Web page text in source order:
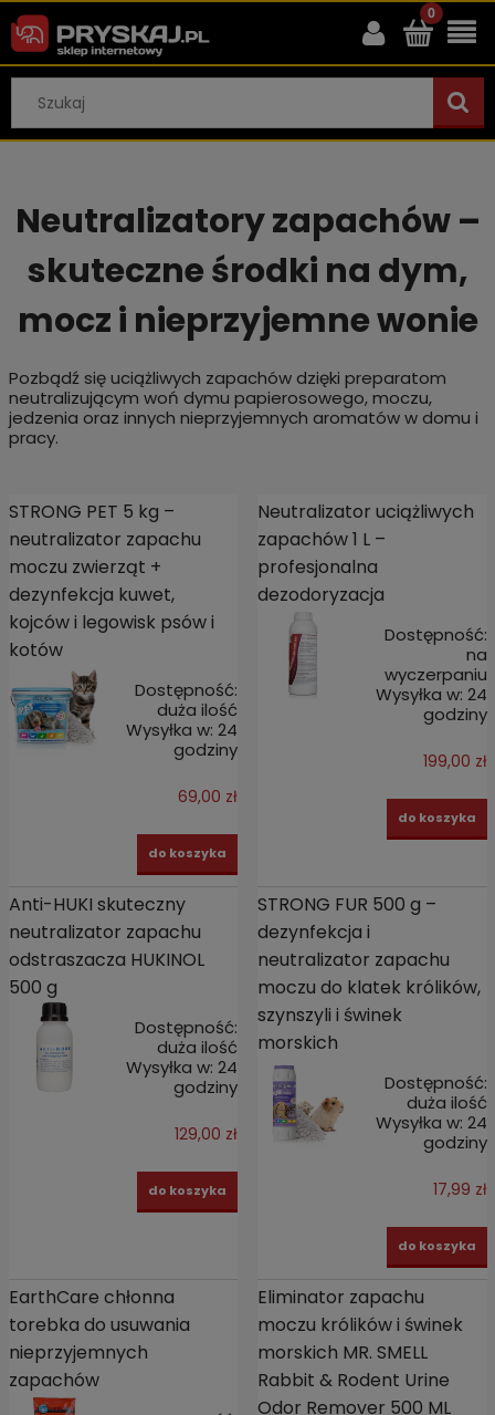
Neutralizatory zapachów –
skuteczne środki na dym,
mocz i nieprzyjemne wonie
Pozbądź się uciążliwych zapachów dzięki preparatom
neutralizującym woń dymu papierosowego, moczu,
jedzenia oraz innych nieprzyjemnych aromatów w domu i
pracy.
STRONG PET 5 kg –
neutralizator zapachu
moczu zwierząt +
dezynfekcja kuwet,
kojców i legowisk psów i
kotów
Dostępność:
duża ilość
Wysyłka w: 24
godziny
69,00 zł
do koszyka
Neutralizator uciążliwych
zapachów 1 L –
profesjonalna
dezodoryzacja
Dostępność:
na
wyczerpaniu
Wysyłka w: 24
godziny
199,00 zł
do koszyka
Anti-HUKI skuteczny
neutralizator zapachu
odstraszacza HUKINOL
500 g
Dostępność:
duża ilość
Wysyłka w: 24
godziny
129,00 zł
do koszyka
STRONG FUR 500 g –
dezynfekcja i
neutralizator zapachu
moczu do klatek królików,
szynszyli i świnek
morskich
Dostępność:
duża ilość
Wysyłka w: 24
godziny
17,99 zł
do koszyka
EarthCare chłonna
torebka do usuwania
nieprzyjemnych
zapachów
Eliminator zapachu
moczu królików i świnek
morskich MR. SMELL
Rabbit & Rodent Urine
Odor Remover 500 ML